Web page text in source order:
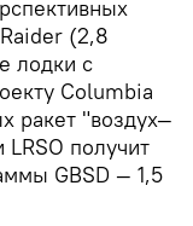
(2,8
лодки с
Columbia
ракет "воздух—
получит
GBSD — 1,5